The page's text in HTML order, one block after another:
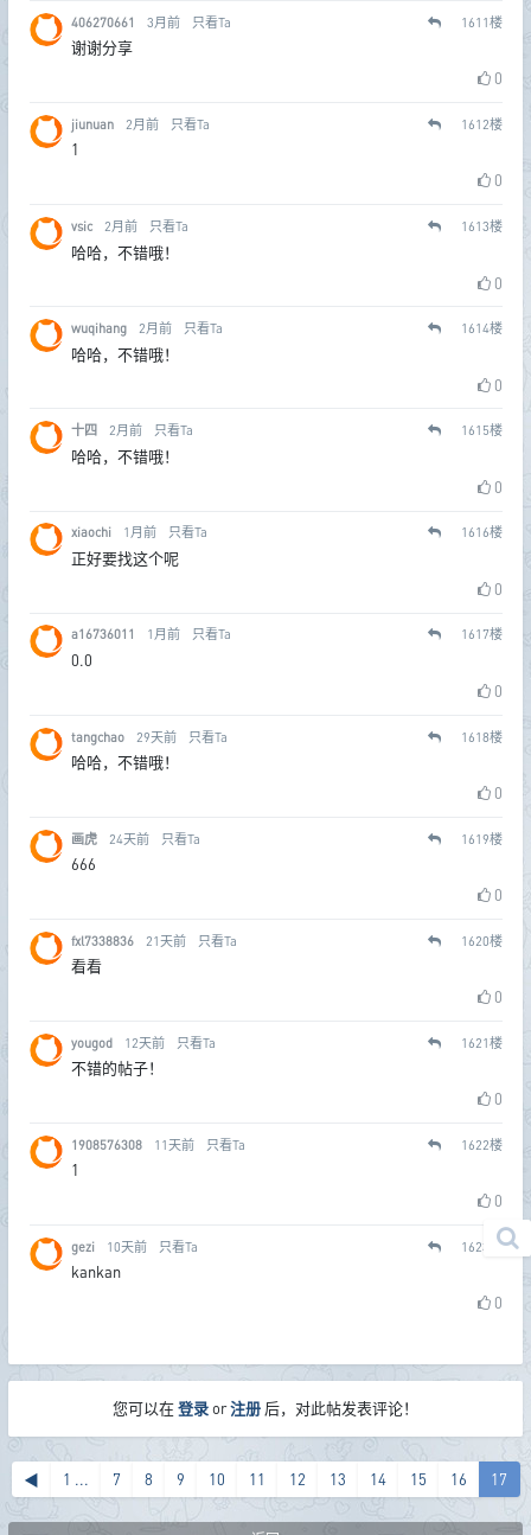
406270661 3月前 只看Ta 1611楼
谢谢分享
0
jiunuan 2月前 只看Ta 1612楼
1
0
vsic 2月前 只看Ta 1613楼
哈哈，不错哦！
0
wuqihang 2月前 只看Ta 1614楼
哈哈，不错哦！
0
十四 2月前 只看Ta 1615楼
哈哈，不错哦！
0
xiaochi 1月前 只看Ta 1616楼
正好要找这个呢
0
a16736011 1月前 只看Ta 1617楼
0.0
0
tangchao 29天前 只看Ta 1618楼
哈哈，不错哦！
0
画虎 24天前 只看Ta 1619楼
666
0
fxl7338836 21天前 只看Ta 1620楼
看看
0
yougod 12天前 只看Ta 1621楼
不错的帖子！
0
1908576308 11天前 只看Ta 1622楼
1
0
gezi 10天前 只看Ta 1623 楼
kankan
0
您可以在登录or注册 后，对此帖发表评论！
◀ 1 ... 7 8 9 10 11 12 13 14 15 16 17